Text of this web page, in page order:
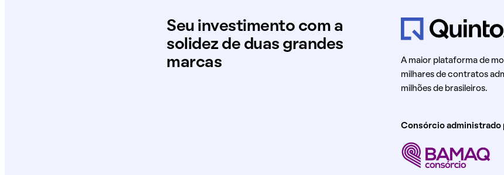
Seu investimento com a
solidez de duas grandes
marcas
A maior plataforma de
milhares de contratos
milhões de brasileiros.
Consórcio administrado